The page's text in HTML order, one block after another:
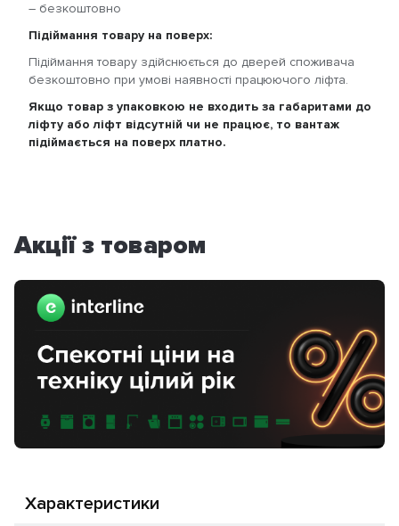
– безкоштовно
Підіймання товару на поверх:
Підіймання товару здійснюється до дверей споживача
безкоштовно при умові наявності працюючого ліфта.
Якщо товар з упаковкою не входить за габаритами до
ліфту або ліфт відсутній чи не працює, то вантаж
підіймається на поверх платно.
Акції з товаром
Характеристики